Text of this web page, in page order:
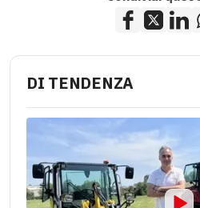
DI TENDENZA